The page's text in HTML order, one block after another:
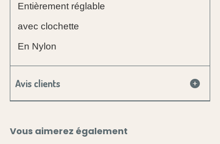
Entièrement réglable
avec clochette
En Nylon
Avis clients
Vous aimerez également